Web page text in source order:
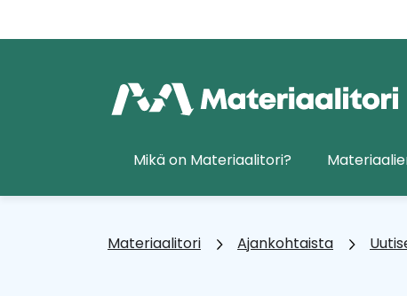
sisältöön
Etusivu
Mikä on Materiaalitori?
Materiaalitori Ajankohtaista